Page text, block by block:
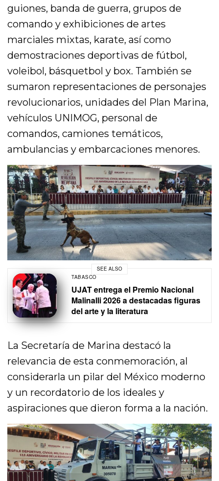
guiones, banda de guerra, grupos de
comando y exhibiciones de artes
marciales mixtas, karate, así como
demostraciones deportivas de fútbol,
voleibol, básquetbol y box. También se
sumaron representaciones de personajes
revolucionarios, unidades del Plan Marina,
vehículos UNIMOG, personal de
comandos, camiones temáticos,
ambulancias y embarcaciones menores.
SEE ALSO
TABASCO
UJAT entrega el Premio Nacional
Malinalli 2026 a destacadas figuras
del arte y la literatura
La Secretaría de Marina destacó la
relevancia de esta conmemoración, al
considerarla un pilar del México moderno
y un recordatorio de los ideales y
aspiraciones que dieron forma a la nación.